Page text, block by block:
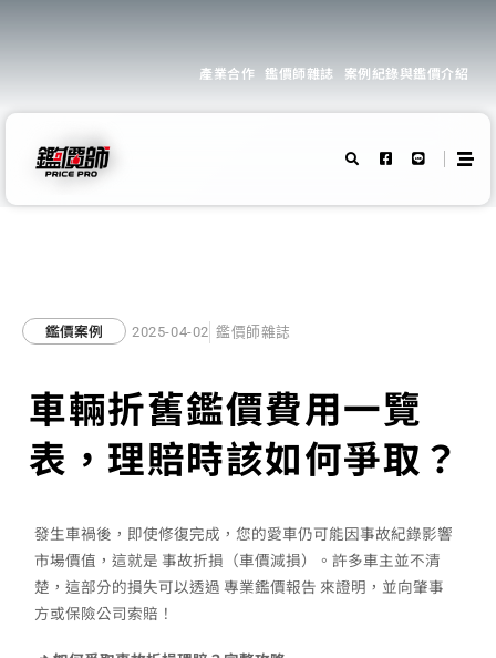
產業合作 鑑價師雜誌 案例紀錄與鑑價介紹
鑑價案例 2025-04-02 鑑價師雜誌
車輛折舊鑑價費用一覽
表，理賠時該如何爭取？
發生車禍後，即使修復完成，您的愛車仍可能因事故紀錄影響
市場價值，這就是 事故折損（車價減損）。許多車主並不清
楚，這部分的損失可以透過 專業鑑價報告 來證明，並向肇事
方或保險公司索賠！